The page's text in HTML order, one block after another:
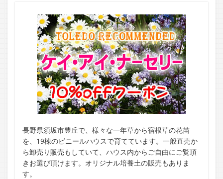
長野県須坂市豊丘で、様々な一年草から宿根草の花苗
を、19棟のビニールハウスで育てています。一般直売か
ら卸売り販売もしていて、ハウス内からご自由にご覧頂
きお選び頂けます。オリジナル培養土の販売もありま
す。